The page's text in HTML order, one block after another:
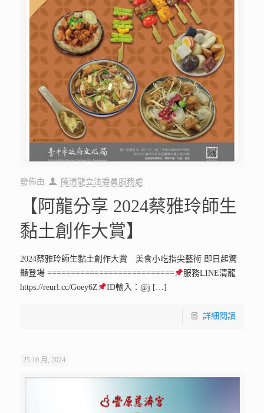
發佈由 陳清龍立法委員服務處
【阿龍分享 2024蔡雅玲師生
黏土創作大賞】
2024蔡雅玲師生黏土創作大賞 美食小吃指尖藝術 即日起驚
豔登場 ===========================
服務LINE清龍
https://reurl.cc/Goey6Z
ID輸入：@j […]
詳細閱讀
25 10 月, 2024